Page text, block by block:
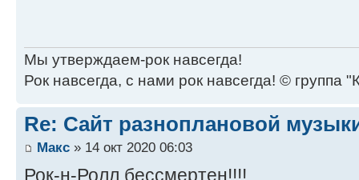
Мы утверждаем-рок навсегда!
Рок навсегда, с нами рок навсегда! © группа
Re: Сайт разноплановой
Макс » 14 окт 2020 06:03
Рок-н-Ролл бессмертен!!!!